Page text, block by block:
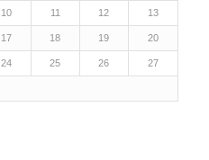
10 11 12 13
17 18 19 20
24 25 26 27